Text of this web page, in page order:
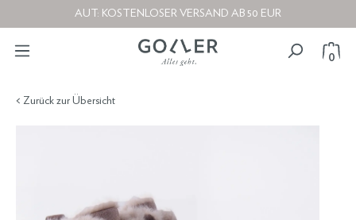
AUT: KOSTENLOSER VERSAND AB 50 EUR
0
< Zurück zur Übersicht